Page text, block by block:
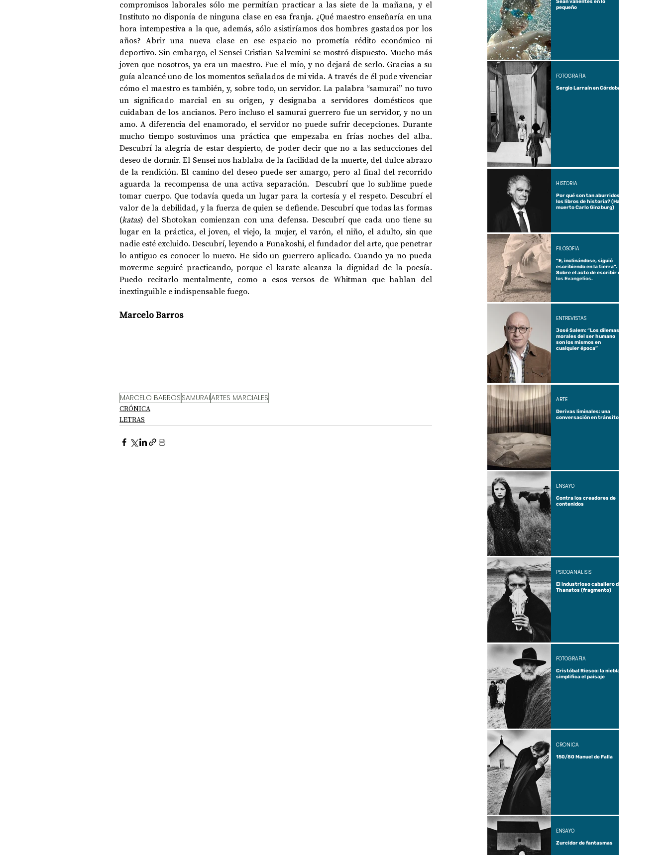
DOSSIER NOCHE DE LAS IDEAS ANTROPOLOGÍA 50 AÑOS DEL GOLPE
CIENCIA Y TECNOLOGÍA
compromisos laborales sólo me permitían practicar a las siete de la mañana, y el
Instituto no disponía de ninguna clase en esa franja. ¿Qué maestro enseñaría en una
hora intempestiva a la que, además, sólo asistiríamos dos hombres gastados por los
años? Abrir una nueva clase en ese espacio no prometía rédito económico ni
deportivo. Sin embargo, el Sensei Cristian Salvemini se mostró dispuesto. Mucho más
joven que nosotros, ya era un maestro. Fue el mío, y no dejará de serlo. Gracias a su
guía alcancé uno de los momentos señalados de mi vida. A través de él pude vivenciar
cómo el maestro es también, y, sobre todo, un servidor. La palabra “samurai” no tuvo
un significado marcial en su origen, y designaba a servidores domésticos que
cuidaban de los ancianos. Pero incluso el samurai guerrero fue un servidor, y no un
amo. A diferencia del enamorado, el servidor no puede sufrir decepciones. Durante
mucho tiempo sostuvimos una práctica que empezaba en frías noches del alba.
Descubrí la alegría de estar despierto, de poder decir que no a las seducciones del
deseo de dormir. El Sensei nos hablaba de la facilidad de la muerte, del dulce abrazo
de la rendición. El camino del deseo puede ser amargo, pero al final del recorrido
aguarda la recompensa de una activa separación.  Descubrí que lo sublime puede
tomar cuerpo. Que todavía queda un lugar para la cortesía y el respeto. Descubrí el
valor de la debilidad, y la fuerza de quien se defiende. Descubrí que todas las formas
(katas) del Shotokan comienzan con una defensa. Descubrí que cada uno tiene su
lugar en la práctica, el joven, el viejo, la mujer, el varón, el niño, el adulto, sin que
nadie esté excluido. Descubrí, leyendo a Funakoshi, el fundador del arte, que penetrar
lo antiguo es conocer lo nuevo. He sido un guerrero aplicado. Cuando ya no pueda
moverme seguiré practicando, porque el karate alcanza la dignidad de la poesía.
Puedo recitarlo mentalmente, como a esos versos de Whitman que hablan del
inextinguible e indispensable fuego.
Marcelo Barros
MARCELO BARROS SAMURAIARTES MARCIALES
CRÓNICA
LETRAS
Sean valientes en lo
pequeño
Sergio Larraín en Córdoba
FOTOGRAFÍA
Por qué son tan aburridos
los libros de historia? (Ha
muerto Carlo Ginzburg)
HISTORIA
“E, inclinándose, siguió
escribiendo en la tierra”.
Sobre el acto de escribir en
los Evangelios.
FILOSOFÍA
José Salem: “Los dilemas
morales del ser humano
son los mismos en
cualquier época”
ENTREVISTAS
Derivas liminales: una
conversación en tránsito
ARTE
Contra los creadores de
contenidos
ENSAYO
El industrioso caballero de
Thanatos (fragmento)
PSICOANÁLISIS
Cristóbal Riesco: la niebla
simplifica el paisaje
FOTOGRAFÍA
150/80 Manuel de Falla
CRÓNICA
Zurcidor de fantasmas
ENSAYO